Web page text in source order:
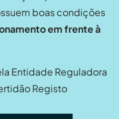
boas condições
em frente à
Entidade Reguladora
Registo